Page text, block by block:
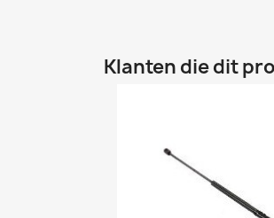
Klanten die dit